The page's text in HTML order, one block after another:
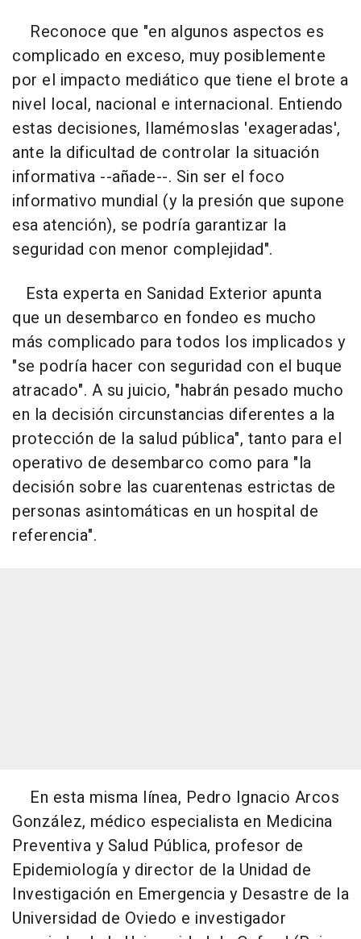
Reconoce que "en algunos aspectos es
complicado en exceso, muy posiblemente
por el impacto mediático que tiene el brote a
nivel local, nacional e internacional. Entiendo
estas decisiones, llamémoslas 'exageradas',
ante la dificultad de controlar la situación
informativa --añade--. Sin ser el foco
informativo mundial (y la presión que supone
esa atención), se podría garantizar la
seguridad con menor complejidad".
Esta experta en Sanidad Exterior apunta
que un desembarco en fondeo es mucho
más complicado para todos los implicados y
"se podría hacer con seguridad con el buque
atracado". A su juicio, "habrán pesado mucho
en la decisión circunstancias diferentes a la
protección de la salud pública", tanto para el
operativo de desembarco como para "la
decisión sobre las cuarentenas estrictas de
personas asintomáticas en un hospital de
referencia".
En esta misma línea, Pedro Ignacio Arcos
González, médico especialista en Medicina
Preventiva y Salud Pública, profesor de
Epidemiología y director de la Unidad de
Investigación en Emergencia y Desastre de la
Universidad de Oviedo e investigador